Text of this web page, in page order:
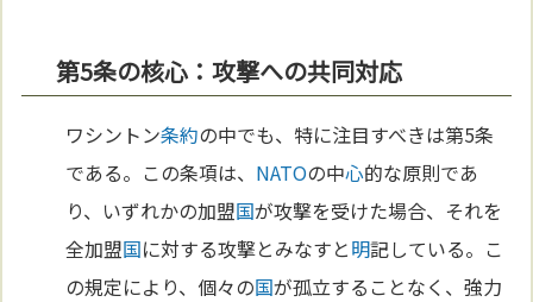
第5条の核心：攻撃への共同対応
ワシントン条約の中でも、特に注目すべきは第5条
である。この条項は、 NATOの中心的な原則であ
り、いずれかの加盟国が攻撃を受けた場合、それを
全加盟国に対する攻撃とみなすと明記している。こ
の規定により、個々の国が孤立することなく、強力